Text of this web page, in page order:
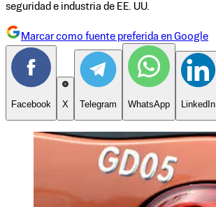
seguridad e industria de EE. UU.
Marcar como fuente preferida en Google
Facebook X Telegram WhatsApp LinkedIn